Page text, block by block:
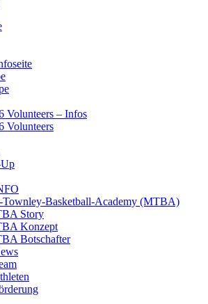
Volunteers – Infos
Volunteers
Basketball-Academy (MTBA)
Story
Konzept
Botschafter